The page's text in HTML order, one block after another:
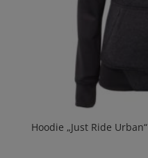
Hoodie „Just Ride Urban“